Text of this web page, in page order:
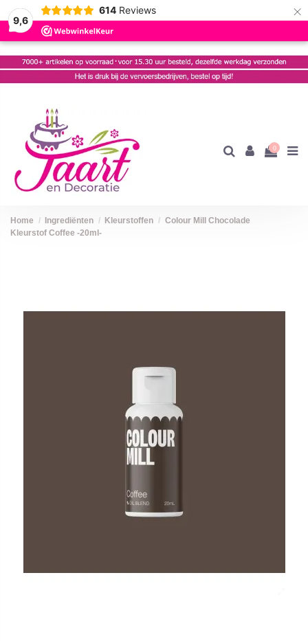
9,6
614 Reviews ×
0
Home Ingrediënten Kleurstoffen
Colour Mill Chocolade
Kleurstof Coffee -20ml-